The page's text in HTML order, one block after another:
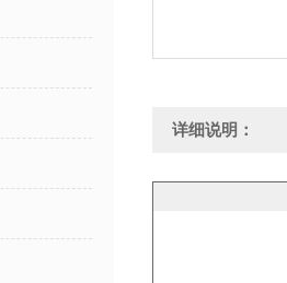
详细说明：